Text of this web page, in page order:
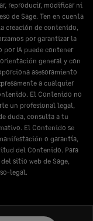
reproducir, modificar ni
de Sage. Ten en cuenta
creación de contenido,
por garantizar la
por IA puede contener
general y con
asesoramiento
a cualquier
El Contenido no
un profesional legal,
duda, consulta a tu
El Contenido se
o garantía,
del Contenido. Para
sitio web de Sage,
legal.